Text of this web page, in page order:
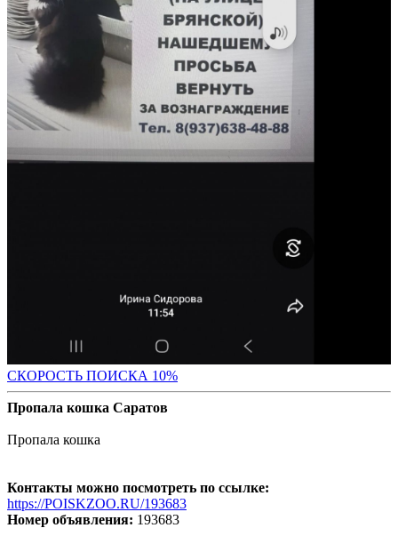
СКОРОСТЬ ПОИСКА 10%
Пропала кошка Саратов
Пропала кошка
Контакты можно посмотреть по ссылке:
https://POISKZOO.RU/193683
Номер объявления: 193683